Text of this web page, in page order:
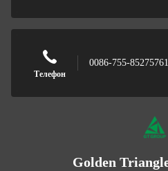
Телефон
0086-755-85275761
Golden